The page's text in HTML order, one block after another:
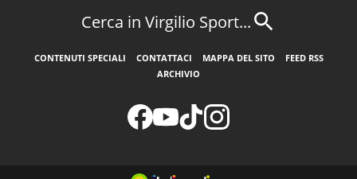
Cerca in Virgilio Sport...
CONTENUTI SPECIALI CONTATTACI MAPPA DEL SITO
FEED RSS
ARCHIVIO